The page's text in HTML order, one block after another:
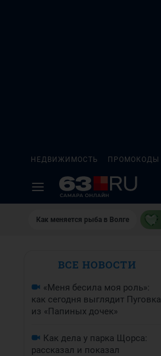
НЕДВИЖИМОСТЬ ПРОМОКОДЫ
Как меняется рыба в Волге
ВСЕ НОВОСТИ
«Меня бесила моя роль»:
как сегодня выглядит Пуговка
из «Папиных дочек»
Как дела у парка Щорса:
рассказал и показал